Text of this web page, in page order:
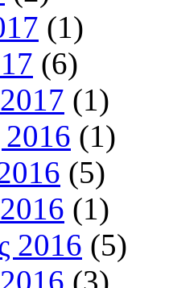
(1)
(6)
(1)
2016 (1)
(5)
(1)
2016 (5)